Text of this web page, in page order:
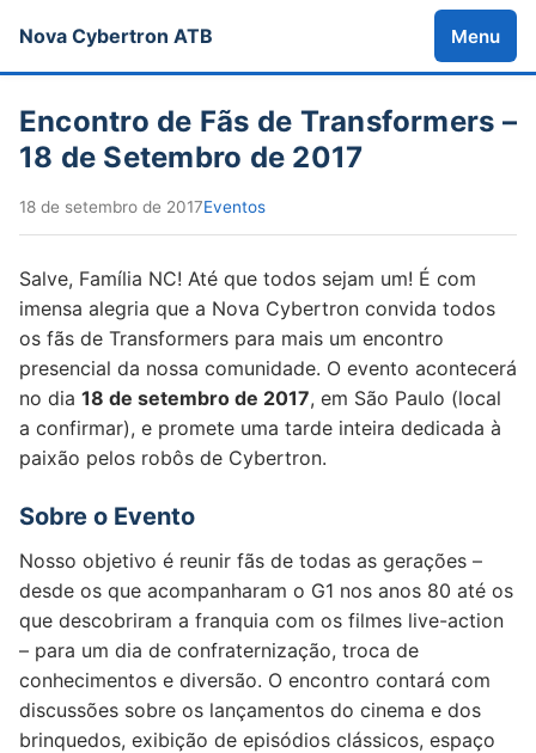
Nova Cybertron ATB Menu
Encontro de Fãs de Transformers –
18 de Setembro de 2017
18 de setembro de 2017Eventos
Salve, Família NC! Até que todos sejam um! É com
imensa alegria que a Nova Cybertron convida todos
os fãs de Transformers para mais um encontro
presencial da nossa comunidade. O evento acontecerá
no dia 18 de setembro de 2017, em São Paulo (local
a confirmar), e promete uma tarde inteira dedicada à
paixão pelos robôs de Cybertron.
Sobre o Evento
Nosso objetivo é reunir fãs de todas as gerações –
desde os que acompanharam o G1 nos anos 80 até os
que descobriram a franquia com os filmes live-action
– para um dia de confraternização, troca de
conhecimentos e diversão. O encontro contará com
discussões sobre os lançamentos do cinema e dos
brinquedos, exibição de episódios clássicos, espaço